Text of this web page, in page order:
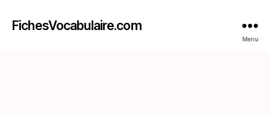
FichesVocabulaire.com
Menu